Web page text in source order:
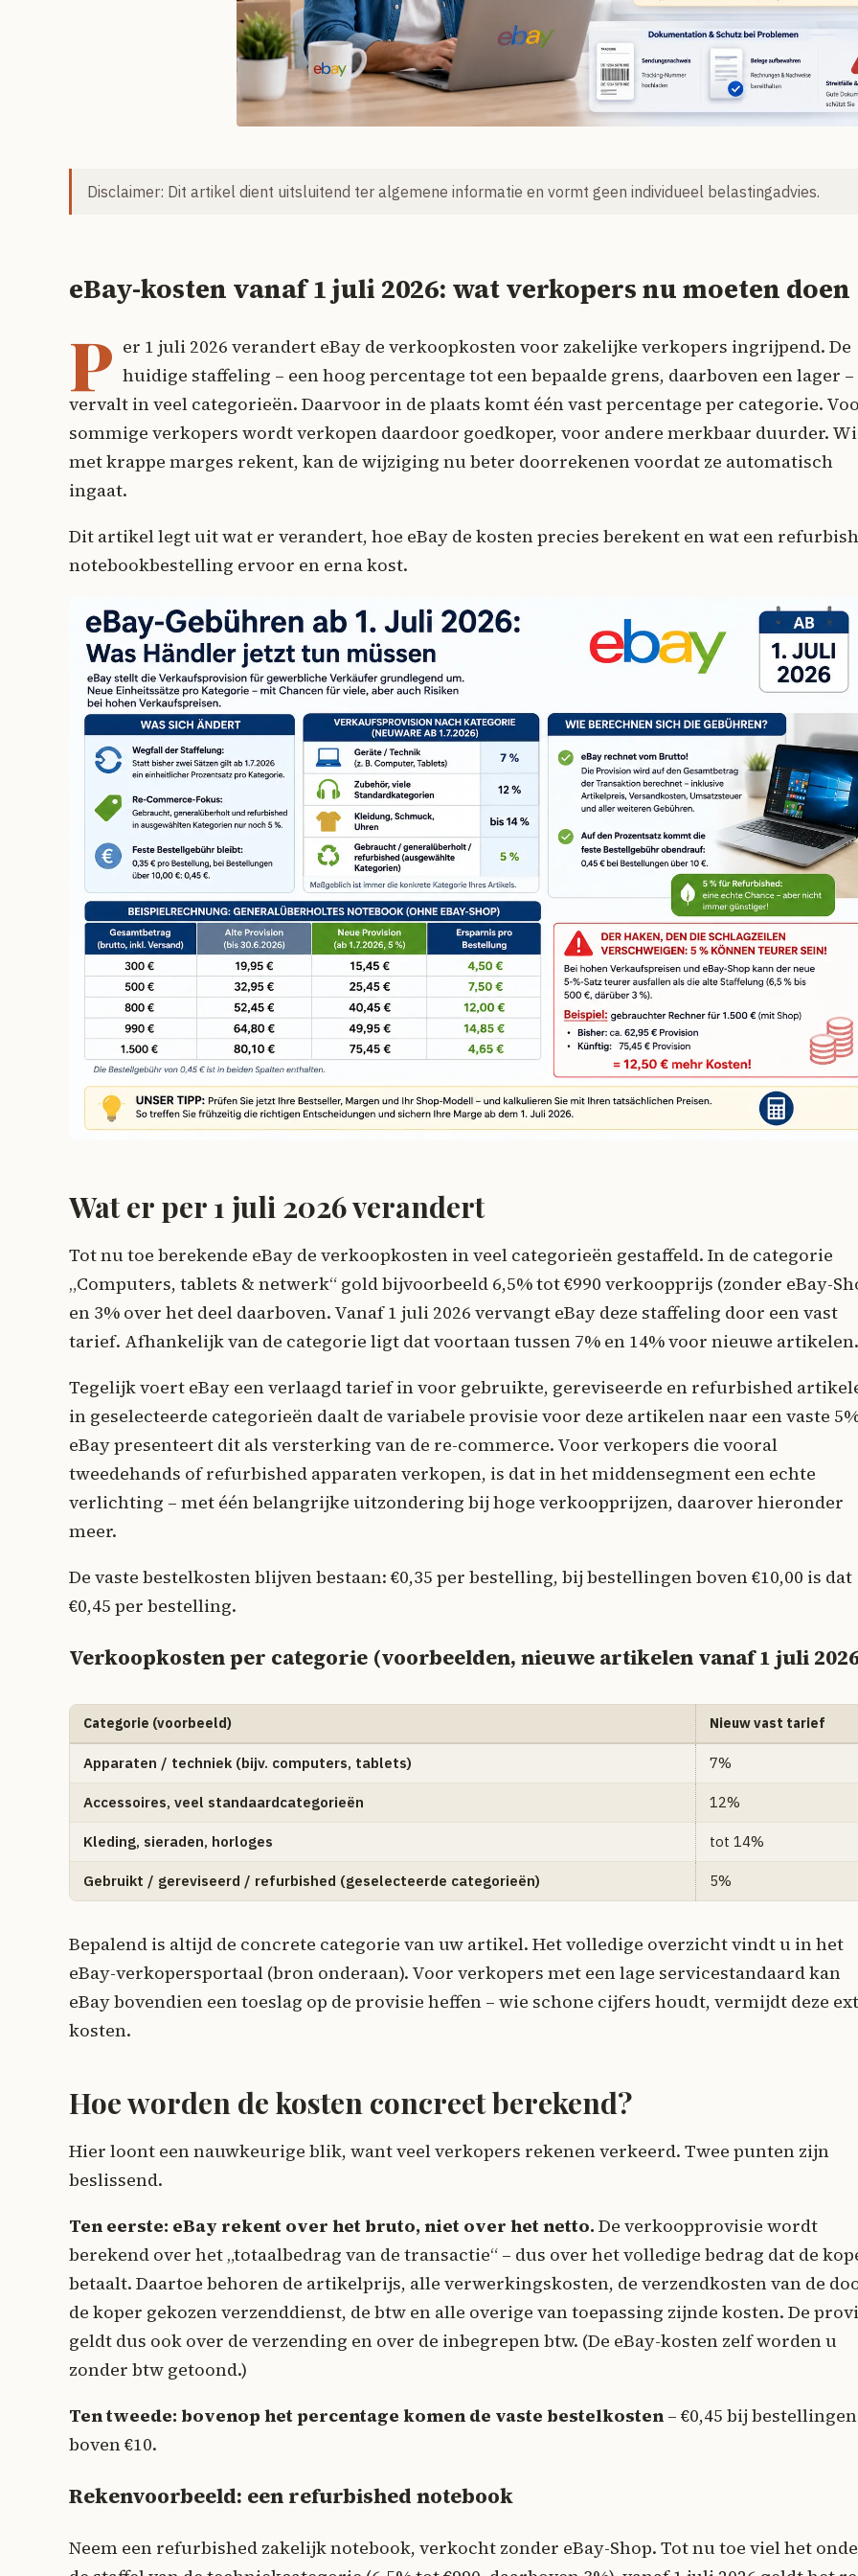
Disclaimer: Dit artikel dient uitsluitend ter algemene informatie en vormt geen individueel belastingadvies.
eBay-kosten vanaf 1 juli 2026: wat verkopers nu moeten doen
P er 1 juli 2026 verandert eBay de verkoopkosten voor zakelijke verkopers ingrijpend. De
huidige staffeling – een hoog percentage tot een bepaalde grens, daarboven een lager –
vervalt in veel categorieën. Daarvoor in de plaats komt één vast percentage per categorie.
sommige verkopers wordt verkopen daardoor goedkoper, voor andere merkbaar duurder.
met krappe marges rekent, kan de wijziging nu beter doorrekenen voordat ze automatisch
ingaat.
Dit artikel legt uit wat er verandert, hoe eBay de kosten precies berekent en wat een
notebookbestelling ervoor en erna kost.
Wat er per 1 juli 2026 verandert
Tot nu toe berekende eBay de verkoopkosten in veel categorieën gestaffeld. In de categorie
„Computers, tablets & netwerk“ gold bijvoorbeeld 6,5% tot €990 verkoopprijs (zonder eBay-
en 3% over het deel daarboven. Vanaf 1 juli 2026 vervangt eBay deze staffeling door een vast
tarief. Afhankelijk van de categorie ligt dat voortaan tussen 7% en 14% voor nieuwe artikelen.
Tegelijk voert eBay een verlaagd tarief in voor gebruikte, gereviseerde en refurbished
in geselecteerde categorieën daalt de variabele provisie voor deze artikelen naar een vaste
eBay presenteert dit als versterking van de re-commerce. Voor verkopers die vooral
tweedehands of refurbished apparaten verkopen, is dat in het middensegment een echte
verlichting – met één belangrijke uitzondering bij hoge verkoopprijzen, daarover hieronder
meer.
De vaste bestelkosten blijven bestaan: €0,35 per bestelling, bij bestellingen boven €10,00 is dat
€0,45 per bestelling.
Verkoopkosten per categorie (voorbeelden, nieuwe artikelen vanaf 1 juli
Categorie (voorbeeld) Nieuw vast tarief
Apparaten / techniek (bijv. computers, tablets) 7%
Accessoires, veel standaardcategorieën 12%
Kleding, sieraden, horloges tot 14%
Gebruikt / gereviseerd / refurbished (geselecteerde categorieën) 5%
Bepalend is altijd de concrete categorie van uw artikel. Het volledige overzicht vindt u in het
eBay-verkopersportaal (bron onderaan). Voor verkopers met een lage servicestandaard kan
eBay bovendien een toeslag op de provisie heffen – wie schone cijfers houdt, vermijdt deze
kosten.
Hoe worden de kosten concreet berekend?
Hier loont een nauwkeurige blik, want veel verkopers rekenen verkeerd. Twee punten zijn
beslissend.
Ten eerste: eBay rekent over het bruto, niet over het netto. De verkoopprovisie wordt
berekend over het „totaalbedrag van de transactie“ – dus over het volledige bedrag dat de
betaalt. Daartoe behoren de artikelprijs, alle verwerkingskosten, de verzendkosten van de
de koper gekozen verzenddienst, de btw en alle overige van toepassing zijnde kosten. De
geldt dus ook over de verzending en over de inbegrepen btw. (De eBay-kosten zelf worden u
zonder btw getoond.)
Ten tweede: bovenop het percentage komen de vaste bestelkosten – €0,45 bij bestellingen
boven €10.
Rekenvoorbeeld: een refurbished notebook
Neem een refurbished zakelijk notebook, verkocht zonder eBay-Shop. Tot nu toe viel het